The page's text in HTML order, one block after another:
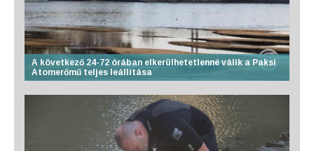
A következő 24-72 órában elkerülhetetlenné válik a Paksi
Atomerőmű teljes leállítása